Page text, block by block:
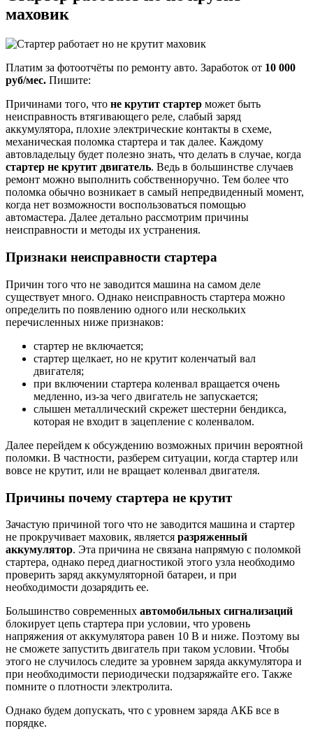
маховик
Платим за фотоотчёты по ремонту авто. Заработок от 10 000
руб/мес. Пишите:
Причинами того, что не крутит стартер может быть
неисправность втягивающего реле, слабый заряд
аккумулятора, плохие электрические контакты в схеме,
механическая поломка стартера и так далее. Каждому
автовладельцу будет полезно знать, что делать в случае, когда
стартер не крутит двигатель. Ведь в большинстве случаев
ремонт можно выполнить собственноручно. Тем более что
поломка обычно возникает в самый непредвиденный момент,
когда нет возможности воспользоваться помощью
автомастера. Далее детально рассмотрим причины
неисправности и методы их устранения.
Признаки неисправности стартера
Причин того что не заводится машина на самом деле
существует много. Однако неисправность стартера можно
определить по появлению одного или нескольких
перечисленных ниже признаков:
стартер не включается;
стартер щелкает, но не крутит коленчатый вал
двигателя;
при включении стартера коленвал вращается очень
медленно, из-за чего двигатель не запускается;
слышен металлический скрежет шестерни бендикса,
которая не входит в зацепление с коленвалом.
Далее перейдем к обсуждению возможных причин вероятной
поломки. В частности, разберем ситуации, когда стартер или
вовсе не крутит, или не вращает коленвал двигателя.
Причины почему стартера не крутит
Зачастую причиной того что не заводится машина и стартер
не прокручивает маховик, является разряженный
аккумулятор. Эта причина не связана напрямую с поломкой
стартера, однако перед диагностикой этого узла необходимо
проверить заряд аккумуляторной батареи, и при
необходимости дозарядить ее.
Большинство современных автомобильных сигнализаций
блокирует цепь стартера при условии, что уровень
напряжения от аккумулятора равен 10 В и ниже. Поэтому вы
не сможете запустить двигатель при таком условии. Чтобы
этого не случилось следите за уровнем заряда аккумулятора и
при необходимости периодически подзаряжайте его. Также
помните о плотности электролита.
Однако будем допускать, что с уровнем заряда АКБ все в
порядке.